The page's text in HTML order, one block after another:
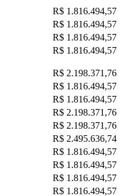
R$ 1.816.494,57
R$ 1.816.494,57
R$ 1.816.494,57
R$ 1.816.494,57
R$ 2.198.371,76
R$ 1.816.494,57
R$ 1.816.494,57
R$ 2.198.371,76
R$ 2.198.371,76
R$ 2.495.636,74
R$ 1.816.494,57
R$ 1.816.494,57
R$ 1.816.494,57
R$ 1.816.494,57